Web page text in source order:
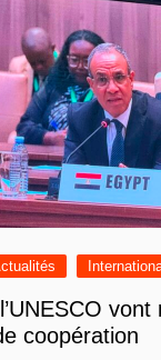
coopération